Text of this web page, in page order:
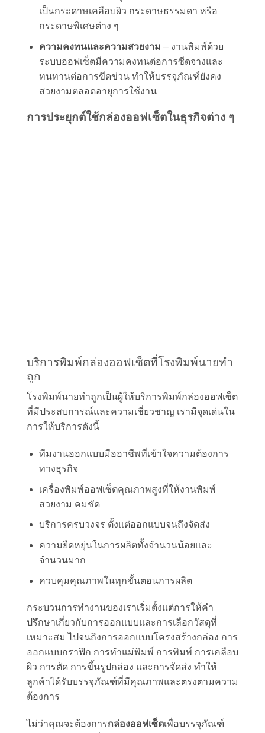
เป็นกระดาษเคลือบผิว กระดาษธรรมดา หรือ
กระดาษพิเศษต่าง ๆ
ความคงทนและความสวยงาม – งานพิมพ์ด้วย
ระบบออฟเซ็ตมีความคงทนต่อการซีดจางและ
ทนทานต่อการขีดข่วน ทำให้บรรจุภัณฑ์ยังคง
สวยงามตลอดอายุการใช้งาน
การประยุกต์ใช้กล่องออฟเซ็ตในธุรกิจต่าง ๆ
บริการพิมพ์กล่องออฟเซ็ตที่โรงพิมพ์นายทำ
ถูก
โรงพิมพ์นายทำถูกเป็นผู้ให้บริการพิมพ์กล่องออฟเซ็ต
ที่มีประสบการณ์และความเชี่ยวชาญ เรามีจุดเด่นใน
การให้บริการดังนี้
ทีมงานออกแบบมืออาชีพที่เข้าใจความต้องการ
ทางธุรกิจ
เครื่องพิมพ์ออฟเซ็ตคุณภาพสูงที่ให้งานพิมพ์
สวยงาม คมชัด
บริการครบวงจร ตั้งแต่ออกแบบจนถึงจัดส่ง
ความยืดหยุ่นในการผลิตทั้งจำนวนน้อยและ
จำนวนมาก
ควบคุมคุณภาพในทุกขั้นตอนการผลิต
กระบวนการทำงานของเราเริ่มตั้งแต่การให้คำ
ปรึกษาเกี่ยวกับการออกแบบและการเลือกวัสดุที่
เหมาะสม ไปจนถึงการออกแบบโครงสร้างกล่อง การ
ออกแบบกราฟิก การทำแม่พิมพ์ การพิมพ์ การเคลือบ
ผิว การตัด การขึ้นรูปกล่อง และการจัดส่ง ทำให้
ลูกค้าได้รับบรรจุภัณฑ์ที่มีคุณภาพและตรงตามความ
ต้องการ
ไม่ว่าคุณจะต้องการกล่องออฟเซ็ตเพื่อบรรจุภัณฑ์